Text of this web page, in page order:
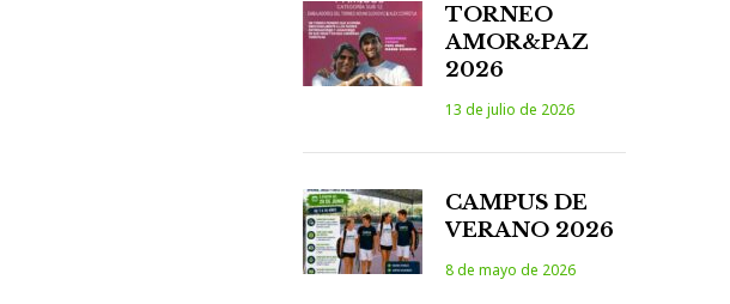
TORNEO
AMOR&PAZ
2026
13 de julio de 2026
CAMPUS DE
VERANO 2026
8 de mayo de 2026